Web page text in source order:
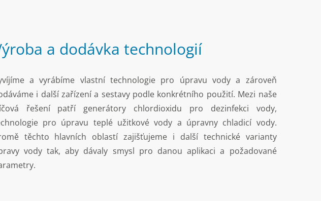
a dodávka technologií
a vyrábíme vlastní technologie pro úpravu vody a zároveň
i další zařízení a sestavy podle konkrétního použití. Mezi naše
řešení patří generátory chlordioxidu pro dezinfekci vody,
pro úpravu teplé užitkové vody a úpravny chladicí vody.
těchto hlavních oblastí zajišťujeme i další technické varianty
vody tak, aby dávaly smysl pro danou aplikaci a požadované